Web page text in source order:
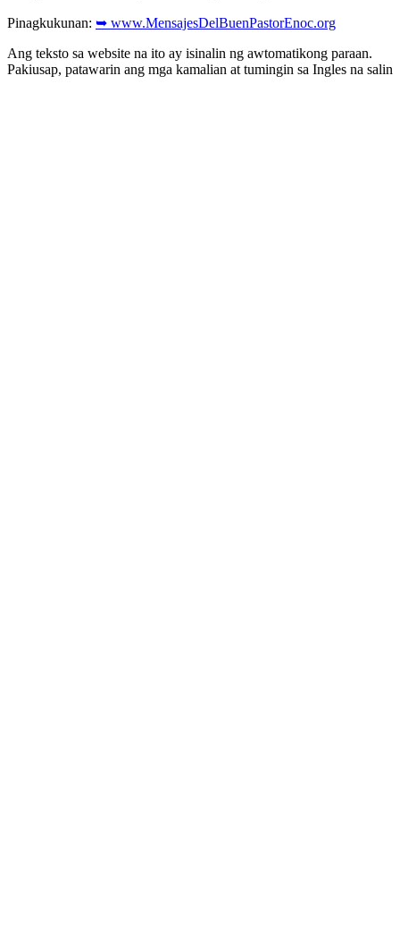
Pinagkukunan: ➥ www.MensajesDelBuenPastorEnoc.org
Ang teksto sa website na ito ay isinalin ng awtomatikong paraan.
Pakiusap, patawarin ang mga kamalian at tumingin sa Ingles na salin